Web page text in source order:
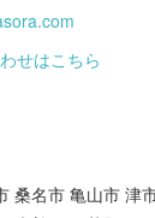
せはこちら
桑名市 亀山市 津